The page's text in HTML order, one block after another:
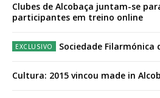
Clubes de Alcobaça juntam-se
participantes em treino online
Sociedade Filarmónica
Cultura: 2015 vincou made in